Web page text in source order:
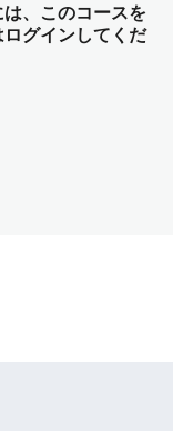
アーキタ
Beingの
）と観
、このコースを
グインしてくだ